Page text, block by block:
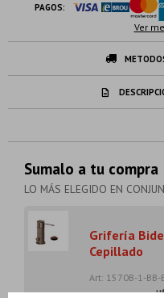
PAGOS:
Ver
Sumalo a tu compra
LO MÁS ELEGIDO EN
Grifería
Cepillado
Art: 1570B-1-BB-